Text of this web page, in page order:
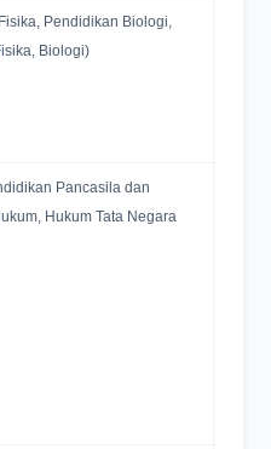
Pendidikan Biologi,
Biologi)
Pancasila dan
Hukum Tata Negara